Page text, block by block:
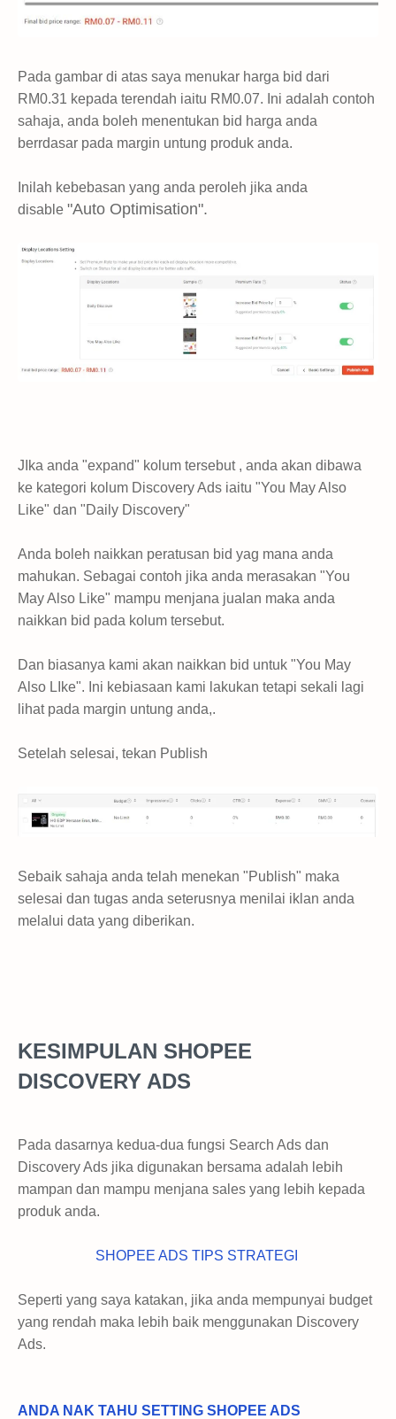
Pada gambar di atas saya menukar harga bid dari
RM0.31 kepada terendah iaitu RM0.07. Ini adalah contoh
sahaja, anda boleh menentukan bid harga anda
berrdasar pada margin untung produk anda.
Inilah kebebasan yang anda peroleh jika anda
disable "Auto Optimisation".
JIka anda "expand" kolum tersebut , anda akan dibawa
ke kategori kolum Discovery Ads iaitu "You May Also
Like" dan "Daily Discovery"
Anda boleh naikkan peratusan bid yag mana anda
mahukan. Sebagai contoh jika anda merasakan "You
May Also Like" mampu menjana jualan maka anda
naikkan bid pada kolum tersebut.
Dan biasanya kami akan naikkan bid untuk "You May
Also LIke". Ini kebiasaan kami lakukan tetapi sekali lagi
lihat pada margin untung anda,.
Setelah selesai, tekan Publish
Sebaik sahaja anda telah menekan "Publish" maka
selesai dan tugas anda seterusnya menilai iklan anda
melalui data yang diberikan.
KESIMPULAN SHOPEE
DISCOVERY ADS
Pada dasarnya kedua-dua fungsi Search Ads dan
Discovery Ads jika digunakan bersama adalah lebih
mampan dan mampu menjana sales yang lebih kepada
produk anda.
SHOPEE ADS TIPS STRATEGI
Seperti yang saya katakan, jika anda mempunyai budget
yang rendah maka lebih baik menggunakan Discovery
Ads.
ANDA NAK TAHU SETTING SHOPEE ADS